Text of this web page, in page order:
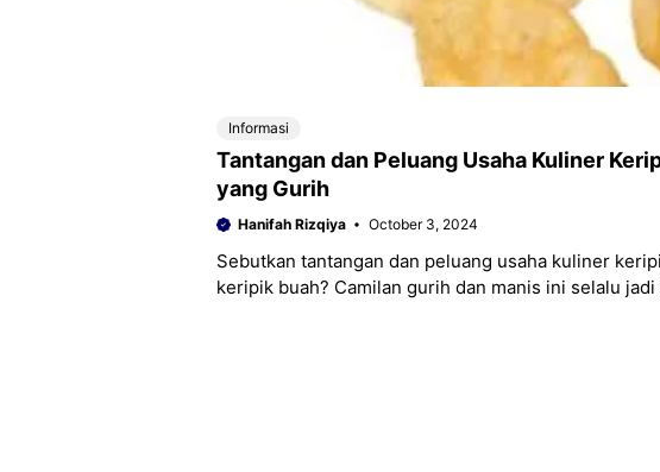
Informasi
Tantangan dan Peluang Usaha Kuliner
yang Gurih
Hanifah Rizqiya October 3, 2024
Sebutkan tantangan dan peluang usaha kuliner
keripik buah? Camilan gurih dan manis ini selalu